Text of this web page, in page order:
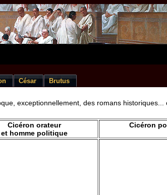
César Brutus
exceptionnellement, des romans historiques...
Cicéron orateur
et homme politique
Cicéron